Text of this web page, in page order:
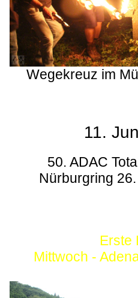
Wegekreuz im
11.
50. ADAC
Nürburgring
Erste
Mittwoch -